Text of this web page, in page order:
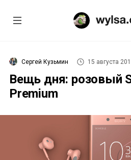
Сергей Кузьмин 15 августа
Вещь дня: розовый
Premium